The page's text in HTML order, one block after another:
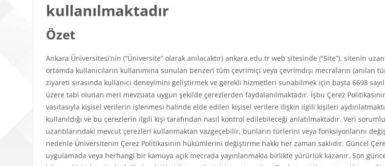
kullanılmaktadır
Özet
Ankara Üniversitesi’nin (“Üniversite” olarak anılacaktır) ankara.edu.tr web sitesinde (“Site”), sitenin
ortamda kullanıcıların kullanımına sunulan benzeri tüm çevrimiçi veya çevrimdışı mecraların (anılan
ziyareti sırasında kullanıcı deneyimini geliştirmek ve gerekli hizmetleri sunabilmek için başta 6698
üzere tabi olunan meri mevzuata uygun şekilde çerezlerden faydalanılmaktadır. İşbu Çerez
vasıtasıyla kişisel verilerin işlenmesi halinde elde edilen kişisel verilere ilişkin ilgili kişileri
kullanıldığı ve bu çerezlerin ilgili kişi tarafından nasıl kontrol edilebileceği anlatılmaktadır. Veri
uzantılarındaki mevcut çerezleri kullanmaktan vazgeçebilir, bunların türlerini veya fonksiyonlarını
nedenle Üniversitenin Çerez Politikasının hükümlerini değiştirme hakkı her zaman saklıdır. Güncel
uygulamada veya herhangi bir kamuya açık mecrada yayınlanmakla birlikte yürürlük kazanır. Son